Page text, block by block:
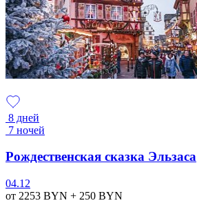
8 дней
7 ночей
Рождественская сказка Эльзаса
04.12
от 2253 BYN + 250 BYN